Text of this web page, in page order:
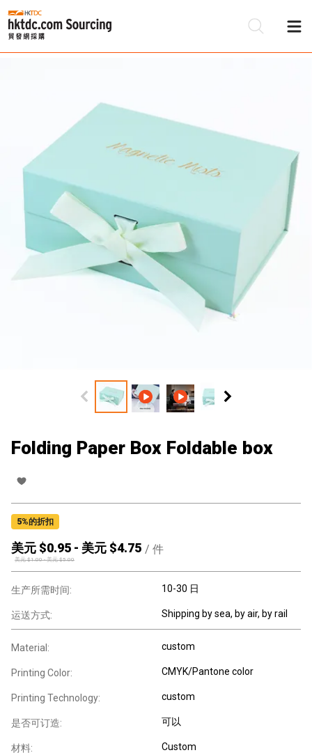
Folding Paper Box Foldable box
5%的折扣
美元 $0.95 - 美元 $4.75 / 件
美元 $1.00-美元 $5.00
生产所需时间: 10-30 日
运送方式: Shipping by sea, by air, by rail
Material: custom
Printing Color: CMYK/Pantone color
Printing Technology: custom
是否可订造: 可以
材料: Custom